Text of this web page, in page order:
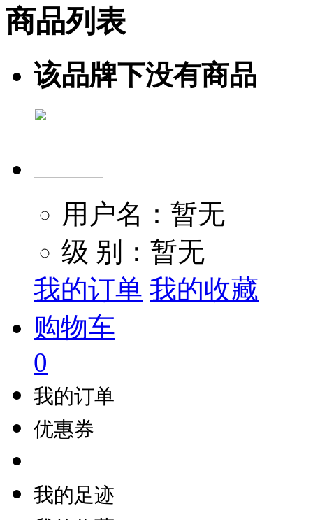
商品列表
该品牌下没有商品
用户名：暂无
级 别：暂无
我的订单 我的收藏
购物车
0
我的订单
优惠券
我的足迹